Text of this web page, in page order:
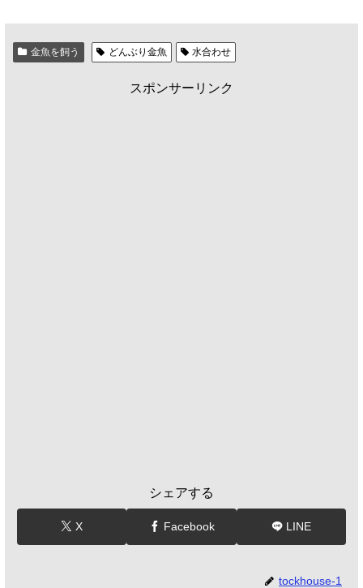
金魚を飼う どんぶり金魚 水合わせ
スポンサーリンク
シェアする
X Facebook LINE
tockhouse-1